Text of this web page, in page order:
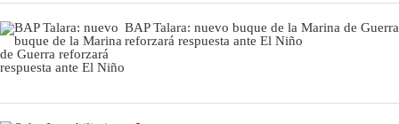
BAP Talara: nuevo buque de la Marina de Guerra
reforzará respuesta ante El Niño